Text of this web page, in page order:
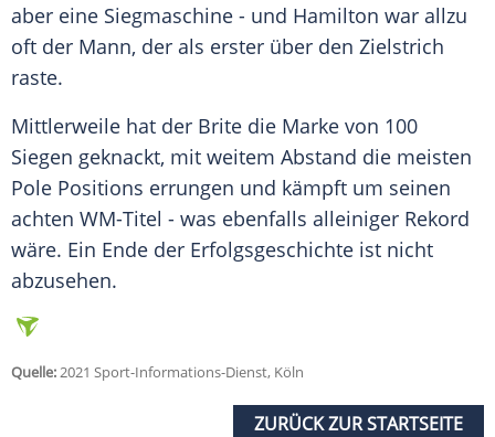
aber eine Siegmaschine - und Hamilton war allzu
oft der Mann, der als erster über den Zielstrich
raste.
Mittlerweile hat der Brite die Marke von 100
Siegen geknackt, mit weitem Abstand die meisten
Pole Positions errungen und kämpft um seinen
achten WM-Titel - was ebenfalls alleiniger Rekord
wäre. Ein Ende der Erfolgsgeschichte ist nicht
abzusehen.
Quelle:2021 Sport-Informations-Dienst, Köln
ZURÜCK ZUR STARTSEITE